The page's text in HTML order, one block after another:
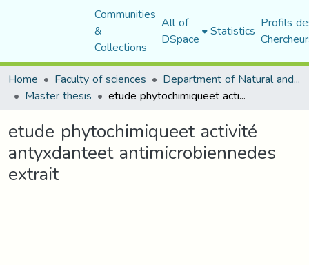
Communities
&
Collections
All of
DSpace Statistics Profils
Home
Faculty of sciences Department of Natural and Life Sciences
Master thesis etude phytochimiqueet activité antyxdanteet antimicrobiennedes extrait
etude phytochimiqueet activité
antyxdanteet antimicrobiennedes
extrait